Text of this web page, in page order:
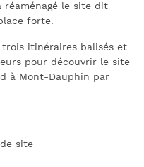
réaménagé le site dit
forte.
trois itinéraires balisés et
pour découvrir le site
à Mont-Dauphin par
de site